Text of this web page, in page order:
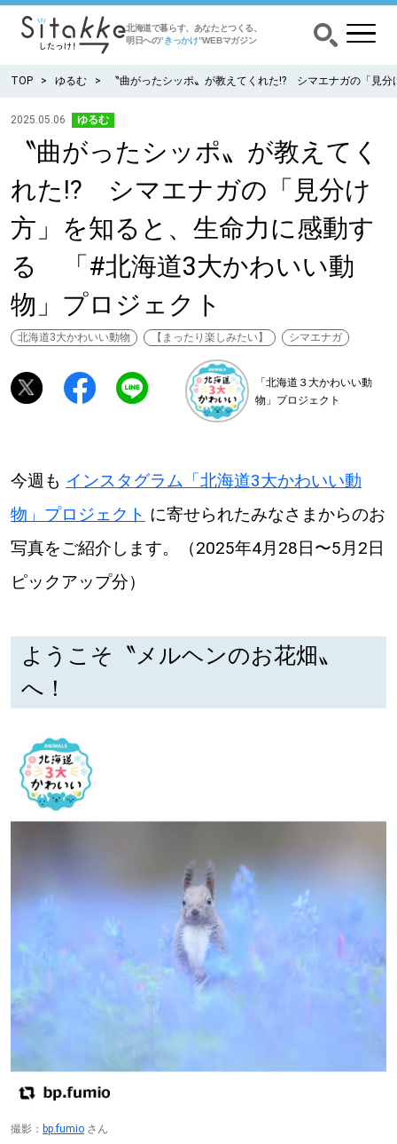
北海道で暮らす、あなたとつくる、
明日への”きっかけ”WEBマガジン
CATEGORY カテゴリー
食べる
出かける
暮らす
みがく
育む
ゆるむ
SitakkeTV
all
札幌
道北
道南
KEYWORD
Sitakke編集部 IKU
TOP ゆるむ 〝曲がったシッポ〟が教えてくれた!? シマエナガの「見
2025.05.06 ゆるむ
〝曲がったシッポ〟が教えてく
れた!? シマエナガの「見分け
方」を知ると、生命力に感動す
る 「#北海道3大かわいい動
物」プロジェクト
北海道3大かわいい動物 【まったり楽しみたい】 シマエナガ
「北海道３大かわいい動
物」プロジェクト
今週も インスタグラム「北海道3大かわいい動
物」プロジェクト に寄せられたみなさまからのお
写真をご紹介します。（2025年4月28日〜5月2日
ピックアップ分）
ようこそ〝メルヘンのお花畑〟
へ！
撮影： bp.fumioさん